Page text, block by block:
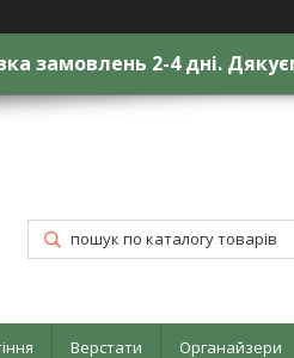
замовлень 2-4 дні.
Верстати Органайзери